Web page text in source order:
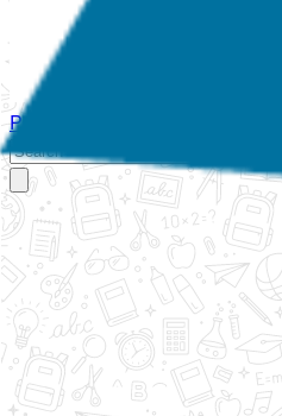
Početna